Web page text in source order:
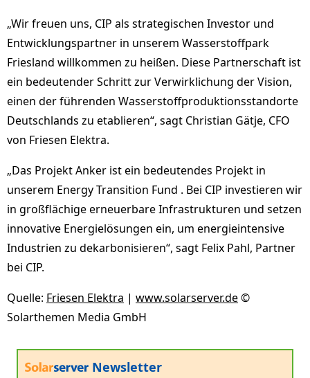
„Wir freuen uns, CIP als strategischen Investor und
Entwicklungspartner in unserem Wasserstoffpark
Friesland willkommen zu heißen. Diese Partnerschaft ist
ein bedeutender Schritt zur Verwirklichung der Vision,
einen der führenden Wasserstoffproduktionsstandorte
Deutschlands zu etablieren“, sagt Christian Gätje, CFO
von Friesen Elektra.
„Das Projekt Anker ist ein bedeutendes Projekt in
unserem Energy Transition Fund . Bei CIP investieren wir
in großflächige erneuerbare Infrastrukturen und setzen
innovative Energielösungen ein, um energieintensive
Industrien zu dekarbonisieren“, sagt Felix Pahl, Partner
bei CIP.
Quelle: Friesen Elektra | www.solarserver.de©
Solarthemen Media GmbH
Newsletter